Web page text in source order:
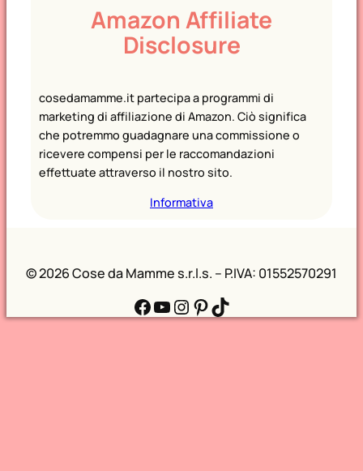
Amazon Affiliate
Disclosure
cosedamamme.it partecipa a programmi di
marketing di affiliazione di Amazon. Ciò significa
che potremmo guadagnare una commissione o
ricevere compensi per le raccomandazioni
effettuate attraverso il nostro sito.
Informativa
©2026 Cose da Mamme s.r.l.s. – P.IVA: 01552570291
Facebook YouTube Instagram Pinterest TikTok